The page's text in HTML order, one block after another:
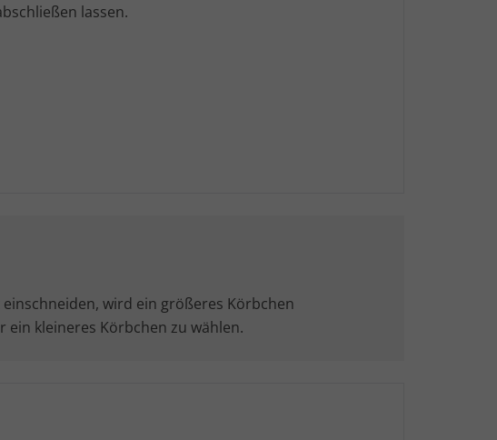
lassen.
wird ein größeres Körbchen
kleineres Körbchen zu wählen.